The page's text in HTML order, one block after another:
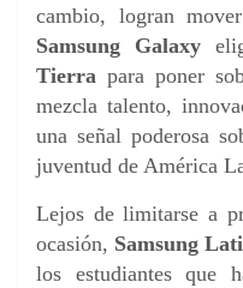
cambio, logran
Samsung Galaxy
Tierra para poner
mezcla talento,
una señal poderosa
juventud de América
Lejos de limitarse a
ocasión, Samsung
los estudiantes que